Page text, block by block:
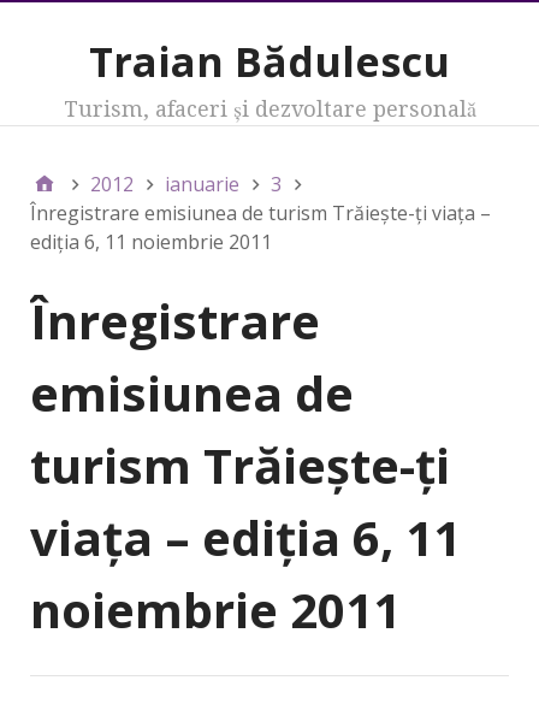
Traian Bădulescu
Turism, afaceri şi dezvoltare personală
2012 ianuarie
3
Înregistrare emisiunea de turism Trăieşte-ţi viaţa –
ediţia 6, 11 noiembrie 2011
Înregistrare
emisiunea de
turism Trăieşte-ţi
viaţa – ediţia 6, 11
noiembrie 2011